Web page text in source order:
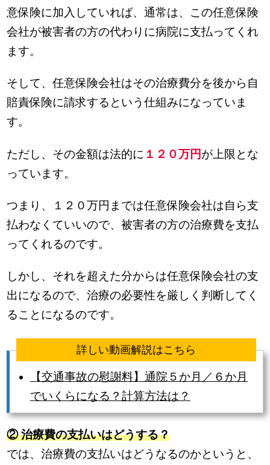
意保険に加入していれば、通常は、この任意保険
会社が被害者の方の代わりに病院に支払ってくれ
ます。
そして、任意保険会社はその治療費分を後から自
賠責保険に請求するという仕組みになっていま
す。
ただし、その金額は法的に １２０万円が上限とな
っています。
つまり、１２０万円までは任意保険会社は自ら支
払わなくていいので、被害者の方の治療費を支払
ってくれるのです。
しかし、それを超えた分からは任意保険会社の支
出になるので、治療の必要性を厳しく判断してく
ることになるのです。
詳しい動画解説はこちら
【交通事故の慰謝料】通院５か月／６か月
でいくらになる？計算方法は？
② 治療費の支払いはどうする？
では、治療費の支払いはどうなるのかというと、